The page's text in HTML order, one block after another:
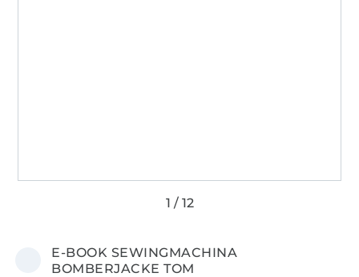
E-BOOK SEWINGMACHINA
BOMBERJACKE TOM